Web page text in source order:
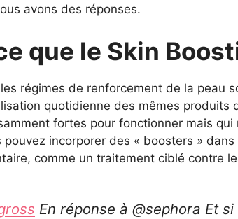
avons des réponses.
que le Skin
régimes de renforcement de la peau
quotidienne des mêmes produits
fortes pour fonctionner mais qui
incorporer des « boosters »
comme un traitement ciblé contre
En réponse à @sephora Et